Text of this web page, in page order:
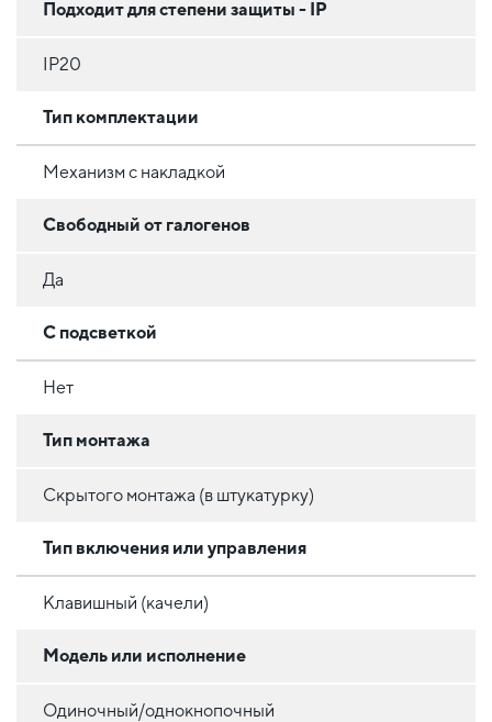
Подходит для степени защиты - IP
IP20
Тип комплектации
Механизм с накладкой
Свободный от галогенов
Да
С подсветкой
Нет
Тип монтажа
Скрытого монтажа (в штукатурку)
Тип включения или управления
Клавишный (качели)
Модель или исполнение
Одиночный/однокнопочный